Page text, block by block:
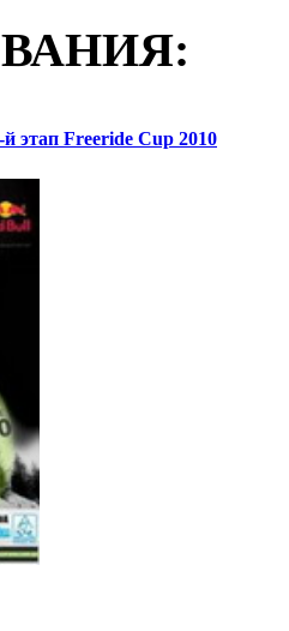
этап Freeride Cup 2010